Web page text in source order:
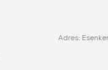
Adres: